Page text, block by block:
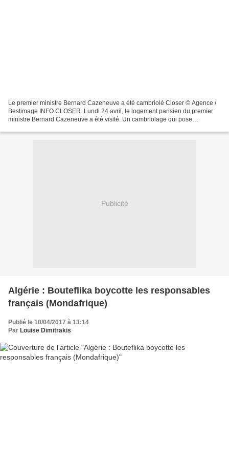
Le premier ministre Bernard Cazeneuve a été cambriolé Closer © Agence /
Bestimage INFO CLOSER. Lundi 24 avril, le logement parisien du premier
ministre Bernard Cazeneuve a été visité. Un cambriolage qui pose
Publicité
Algérie : Bouteflika boycotte les responsables
français (Mondafrique)
Publié le 10/04/2017 à 13:14
Par Louise Dimitrakis